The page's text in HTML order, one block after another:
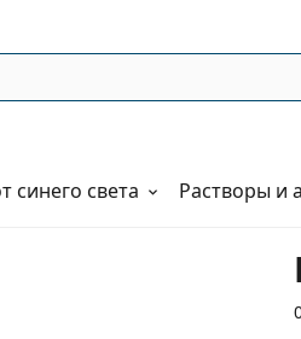
синего света Растворы и